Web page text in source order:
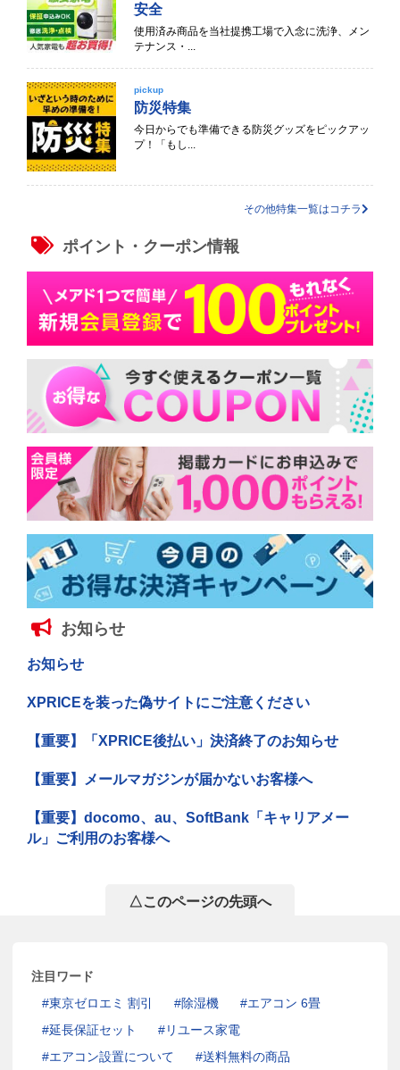
安全
使用済み商品を当社提携工場で入念に洗浄、メン
テナンス・...
pickup
防災特集
今日からでも準備できる防災グッズをピックアッ
プ！「もし...
その他特集一覧はコチラ
ポイント・クーポン情報
お知らせ
お知らせ
XPRICEを装った偽サイトにご注意ください
【重要】「XPRICE後払い」決済終了のお知らせ
【重要】メールマガジンが届かないお客様へ
【重要】docomo、au、SoftBank「キャリアメー
ル」ご利用のお客様へ
△このページの先頭へ
注目ワード
東京ゼロエミ 割引
除湿機
エアコン 6畳
延長保証セット
リユース家電
エアコン設置について
送料無料の商品